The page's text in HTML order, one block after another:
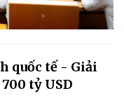
quốc tế - Giải
tỷ USD